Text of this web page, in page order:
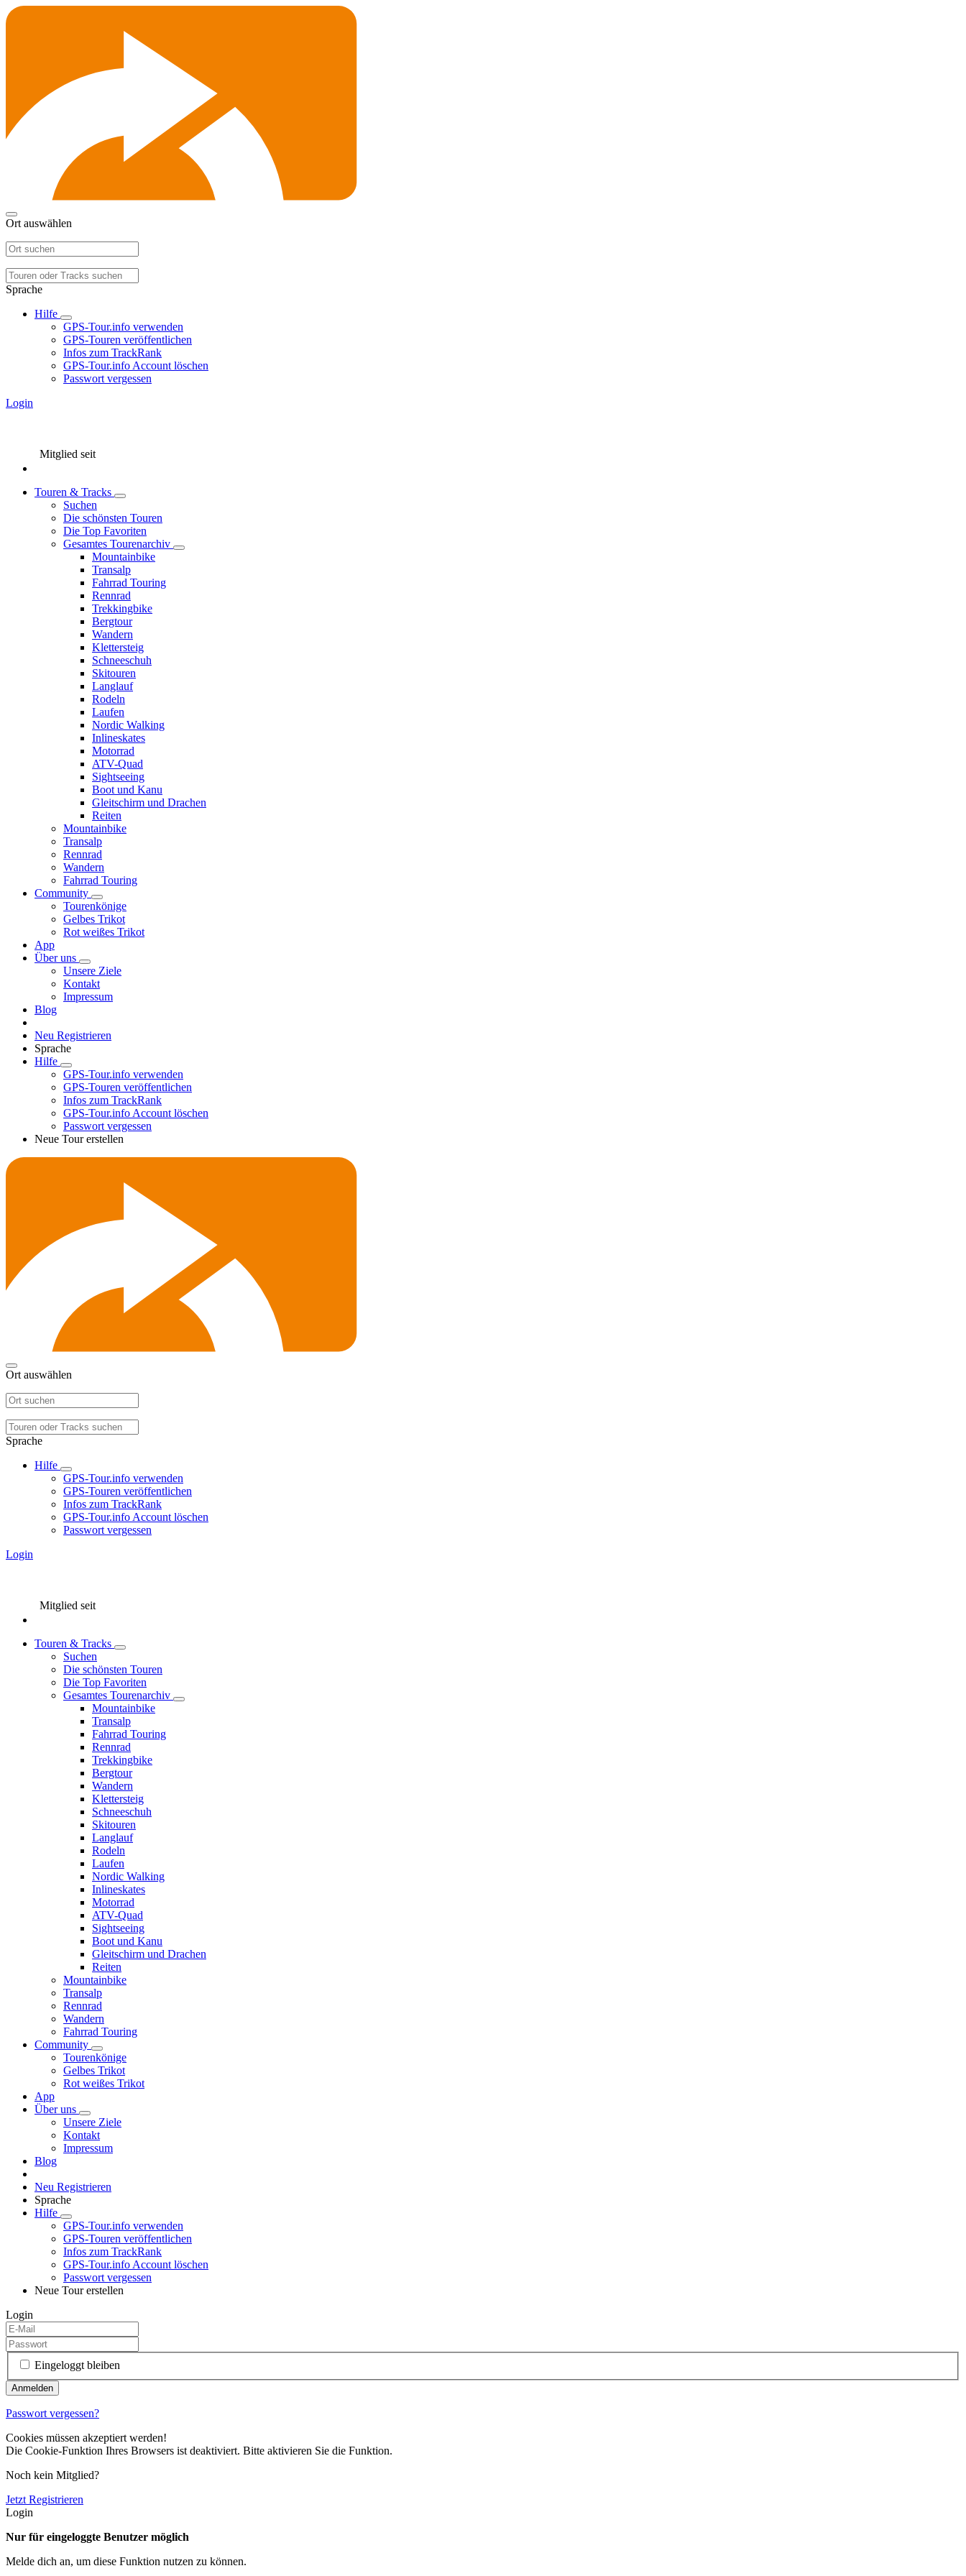
Ort auswählen
Sprache
Hilfe
GPS-Tour.info verwenden
GPS-Touren veröffentlichen
Infos zum TrackRank
GPS-Tour.info Account löschen
Passwort vergessen
Login
Mitglied seit
Touren & Tracks
Suchen
Die schönsten Touren
Die Top Favoriten
Gesamtes Tourenarchiv
Mountainbike
Transalp
Fahrrad Touring
Rennrad
Trekkingbike
Bergtour
Wandern
Klettersteig
Schneeschuh
Skitouren
Langlauf
Rodeln
Laufen
Nordic Walking
Inlineskates
Motorrad
ATV-Quad
Sightseeing
Boot und Kanu
Gleitschirm und Drachen
Reiten
Mountainbike
Transalp
Rennrad
Wandern
Fahrrad Touring
Community
Tourenkönige
Gelbes Trikot
Rot weißes Trikot
App
Über uns
Unsere Ziele
Kontakt
Impressum
Blog
Neu Registrieren
Sprache
Hilfe
GPS-Tour.info verwenden
GPS-Touren veröffentlichen
Infos zum TrackRank
GPS-Tour.info Account löschen
Passwort vergessen
Neue Tour erstellen
Ort auswählen
Sprache
Hilfe
GPS-Tour.info verwenden
GPS-Touren veröffentlichen
Infos zum TrackRank
GPS-Tour.info Account löschen
Passwort vergessen
Login
Mitglied seit
Touren & Tracks
Suchen
Die schönsten Touren
Die Top Favoriten
Gesamtes Tourenarchiv
Mountainbike
Transalp
Fahrrad Touring
Rennrad
Trekkingbike
Bergtour
Wandern
Klettersteig
Schneeschuh
Skitouren
Langlauf
Rodeln
Laufen
Nordic Walking
Inlineskates
Motorrad
ATV-Quad
Sightseeing
Boot und Kanu
Gleitschirm und Drachen
Reiten
Mountainbike
Transalp
Rennrad
Wandern
Fahrrad Touring
Community
Tourenkönige
Gelbes Trikot
Rot weißes Trikot
App
Über uns
Unsere Ziele
Kontakt
Impressum
Blog
Neu Registrieren
Sprache
Hilfe
GPS-Tour.info verwenden
GPS-Touren veröffentlichen
Infos zum TrackRank
GPS-Tour.info Account löschen
Passwort vergessen
Neue Tour erstellen
Login
Eingeloggt bleiben
Passwort vergessen?
Cookies müssen akzeptiert werden!
Die Cookie-Funktion Ihres Browsers ist deaktiviert. Bitte aktivieren Sie die Funktion.
Noch kein Mitglied?
Jetzt Registrieren
Login
Nur für eingeloggte Benutzer möglich
Melde dich an, um diese Funktion nutzen zu können.